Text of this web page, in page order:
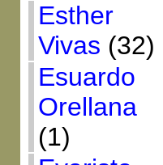
Esther
Vivas (32)
Esuardo
Orellana
(1)